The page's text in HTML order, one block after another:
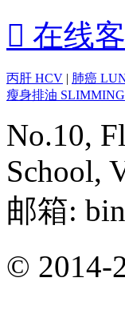
 在线
丙肝 HCV | 肺癌
瘦身排油 SLIMMING
No.10,
School,
邮箱:
© 2014-